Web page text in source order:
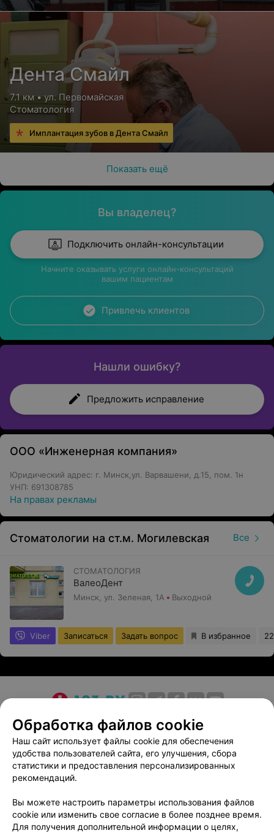
Дента Смайл
7.1 км • ул. Первомайская
Стоматология
Имплантация зубов в Дента Смайл
Показать ещё
Вы владелец?
Подключить онлайн-консультации
Начните оказывать услуги онлайн-консультаций
вашим пациентам
Привлечь клиентов
Нашли ошибку?
Предложить исправление
ООО «Инженерная компания»
Юридический адрес: г. Минск,ул. Варвашени, д.15, пом. 1н
УНП: 691308785
На правах рекламы
Стоматологии на ст.м. Могилевская Все
СТОМАТОЛОГИЯ
ВалеоДент
Минск, ул. Зеленая, 1А Выходной
Viber Записаться Задать вопрос В избранное
О проекте Новости проекта
Размещение рекламы
Медицинский маркетинг
Публичный договор
Пользовательское соглашение
Способы оплаты
Вакансии
Партнеры
Написать в поддержку
Персональные настройки cookie
Обработка файлов cookie
Наш сайт использует файлы cookie для обеспечения
удобства пользователей сайта, его улучшения, сбора
статистики и предоставления персонализированных
рекомендаций.
Вы можете настроить параметры использования файлов
cookie или изменить свое согласие в более позднее время.
Для получения дополнительной информации о целях,